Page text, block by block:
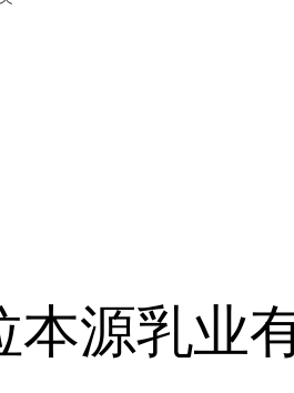
本源乳业